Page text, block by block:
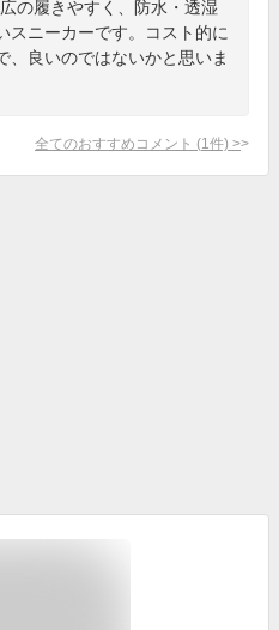
の履きやすく、防水・透湿
スニーカーです。コスト的に
、良いのではないかと思いま
全てのおすすめコメント (1 件) >